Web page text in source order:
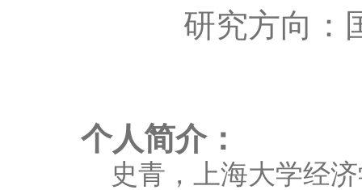
研究方向：
个人简介：
史青，上海大学经